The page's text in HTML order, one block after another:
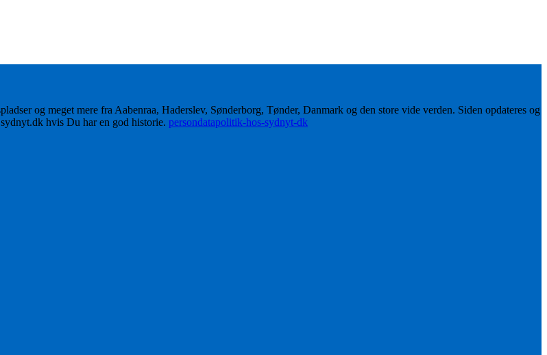
og meget mere fra Aabenraa, Haderslev, Sønderborg, Tønder, Danmark og den store vide verden. Siden opdateres og
hvis Du har en god historie. persondatapolitik-hos-sydnyt-dk